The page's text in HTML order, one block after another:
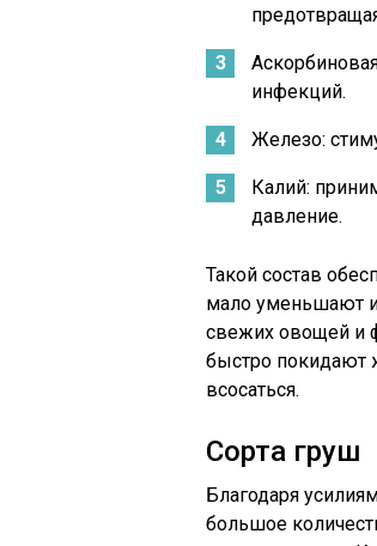
инфекций.
Железо:
Калий:
давление.
Такой состав
мало уменьшают
свежих овощей и
быстро покидают
всосаться.
Сорта груш
Благодаря
большое